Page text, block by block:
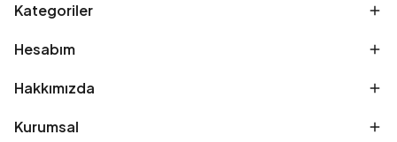
Kategoriler
Hesabım
Hakkımızda
Kurumsal